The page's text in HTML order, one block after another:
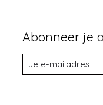
Abonneer je